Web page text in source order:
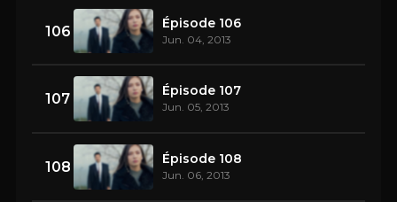
106 Épisode 106
Jun. 04, 2013
107 Épisode 107
Jun. 05, 2013
108 Épisode 108
Jun. 06, 2013